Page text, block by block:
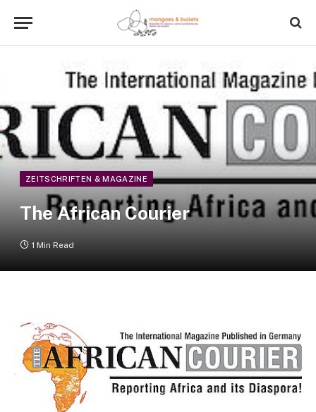
ZEITSCHRIFTEN & MAGAZINE
The African Courier
1 Min Read